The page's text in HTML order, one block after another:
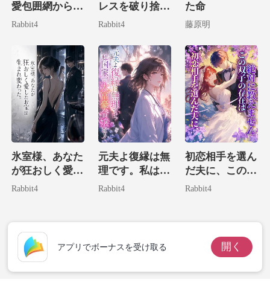
愛包囲網からは
絶対に逃げられ
Rabbit4
レスを破り捨
て、私は大富豪
Rabbit4
た命
藤原明
氷室様、あなた
が狂おしく愛し
たお宝は生まれ
Rabbit4
元夫よ復縁は無
理です。私は国
家一の大富豪令
Rabbit4
初恋相手を選ん
だ夫に、この双
子の存在は絶対
Rabbit4
アプリでボーナスを受け取る 開く